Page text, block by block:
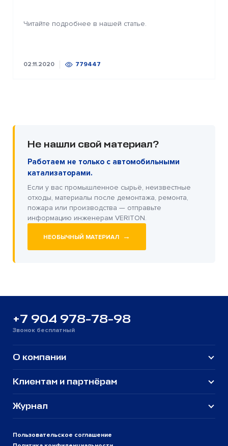
Читайте подробнее в нашей статье.
02.11.2020 779447
Не нашли свой материал?
Работаем не только с автомобильными
катализаторами.
Если у вас промышленное сырьё, неизвестные
отходы, материалы после демонтажа, ремонта,
пожара или производства — отправьте
информацию инженерам VERITON.
НЕОБЫЧНЫЙ МАТЕРИАЛ →
+7 904 978-78-98
Звонок бесплатный
Пользовательское соглашение
О компании
Клиентам и партнёрам
Журнал